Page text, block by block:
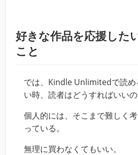
好きな作品を応援した
こと
では、Kindle Unlimitedで読め
い時、読者はどうすればいいの
個人的には、そこまで難しく
っている。
無理に買わなくてもいい。